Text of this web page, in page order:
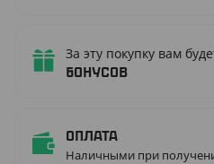
За эту покупку вам
бонусов
Оплата
Наличными при